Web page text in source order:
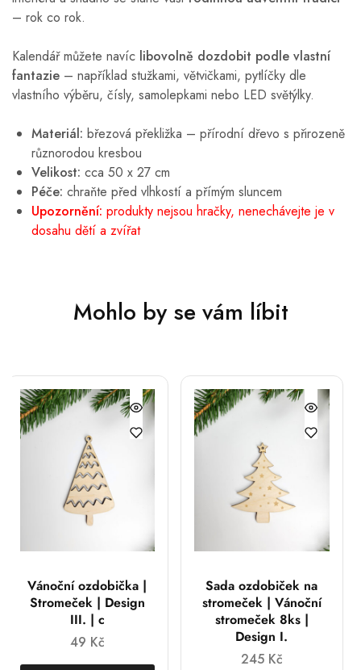
– rok co rok.
Kalendář můžete navíc libovolně dozdobit podle vlastní
fantazie – například stužkami, větvičkami, pytlíčky dle
vlastního výběru, čísly, samolepkami nebo LED světýlky.
Materiál: březová překližka – přírodní dřevo s přirozeně
různorodou kresbou
Velikost: cca 50 x 27 cm
Péče: chraňte před vlhkostí a přímým sluncem
Upozornění: produkty nejsou hračky, nenechávejte je v
dosahu dětí a zvířat
Mohlo by se vám líbit
Vánoční ozdobička |
Stromeček | Design
III. | c
49 Kč
Sada ozdobiček na
stromeček | Vánoční
stromeček 8ks |
Design I.
245 Kč